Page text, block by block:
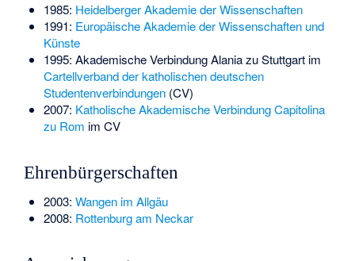
1985: Heidelberger Akademie der Wissenschaften
1991: Europäische Akademie der Wissenschaften und
Künste
1995: Akademische Verbindung Alania zu Stuttgart im
Cartellverband der katholischen deutschen
Studentenverbindungen(CV)
2007: Katholische Akademische Verbindung Capitolina
zu Rom im CV
Ehrenbürgerschaften
2003: Wangen im Allgäu
2008: Rottenburg am Neckar